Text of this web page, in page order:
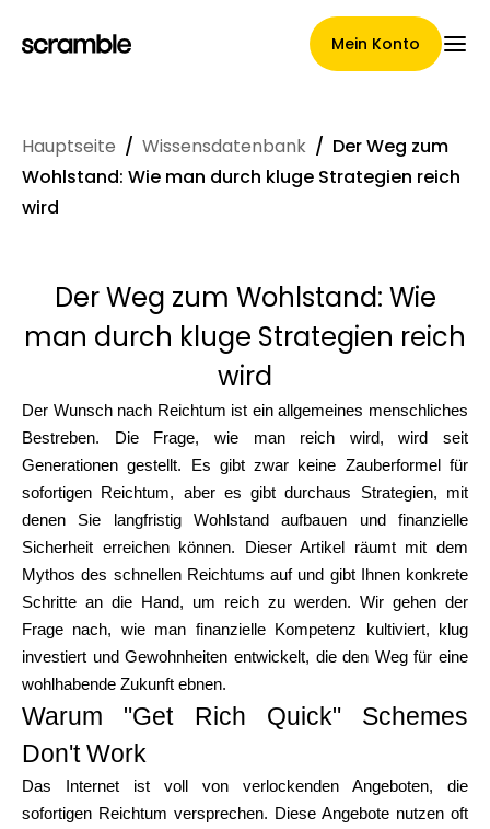
Mein Konto
Hauptseite
Konditionen der
Forderungsabtretung
Markengalerie
Markenauswahl
Rechner
Rundenverlauf
Blog
Hauptseite / Wissensdatenbank / Der Weg zum
Wohlstand: Wie man durch kluge Strategien reich
wird
Der Weg zum Wohlstand: Wie
man durch kluge Strategien reich
wird
Der Wunsch nach Reichtum ist ein allgemeines menschliches
Bestreben. Die Frage, wie man reich wird, wird seit
Generationen gestellt. Es gibt zwar keine Zauberformel für
sofortigen Reichtum, aber es gibt durchaus Strategien, mit
denen Sie langfristig Wohlstand aufbauen und finanzielle
Sicherheit erreichen können. Dieser Artikel räumt mit dem
Mythos des schnellen Reichtums auf und gibt Ihnen konkrete
Schritte an die Hand, um reich zu werden. Wir gehen der
Frage nach, wie man finanzielle Kompetenz kultiviert, klug
investiert und Gewohnheiten entwickelt, die den Weg für eine
wohlhabende Zukunft ebnen.
Warum "Get Rich Quick" Schemes
Don't Work
Das Internet ist voll von verlockenden Angeboten, die
sofortigen Reichtum versprechen. Diese Angebote nutzen oft